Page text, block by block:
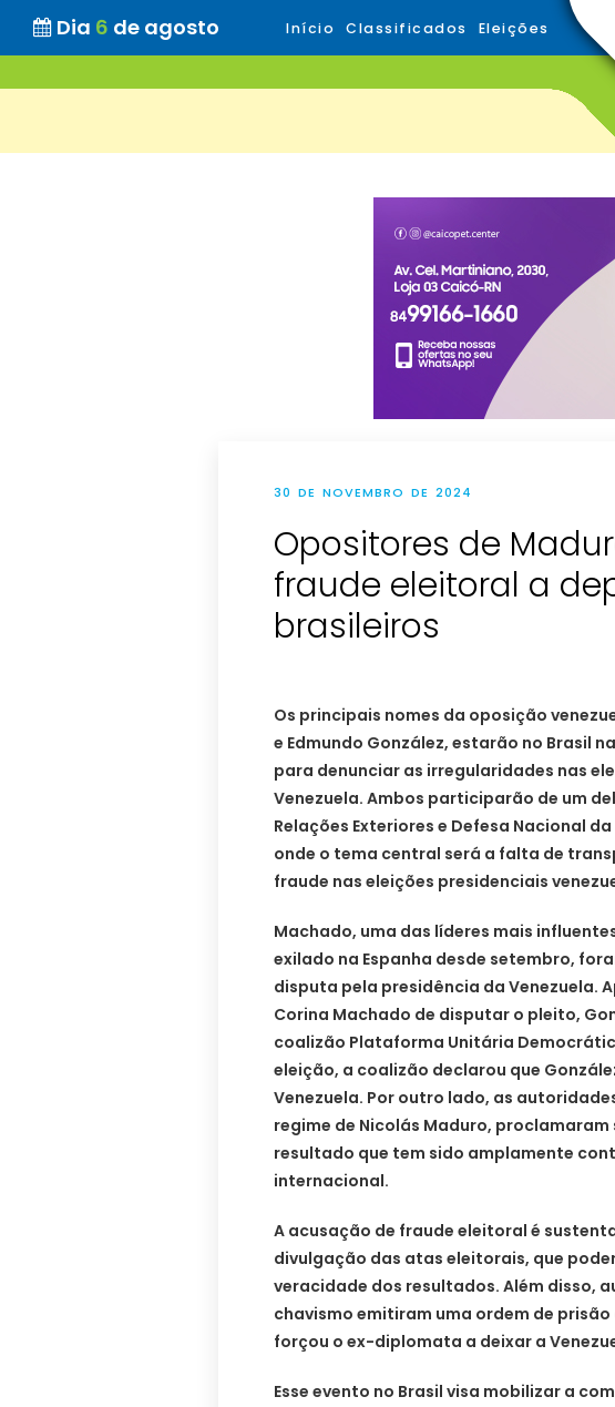
Dia 6 de agosto Início Classificados Eleições
30 DE NOVEMBRO DE 2024
Opositores de
fraude eleitoral a
brasileiros
Os principais nomes da oposição
e Edmundo González, estarão no Brasil
para denunciar as irregularidades nas
Venezuela. Ambos participarão de um
Relações Exteriores e Defesa Nacional
onde o tema central será a falta de
fraude nas eleições presidenciais
Machado, uma das líderes mais
exilado na Espanha desde setembro,
disputa pela presidência da Venezuela.
Corina Machado de disputar o pleito,
coalizão Plataforma Unitária
eleição, a coalizão declarou que
Venezuela. Por outro lado, as
regime de Nicolás Maduro,
resultado que tem sido amplamente
internacional.
A acusação de fraude eleitoral é
divulgação das atas eleitorais, que
veracidade dos resultados. Além disso,
chavismo emitiram uma ordem de
forçou o ex-diplomata a deixar a
Esse evento no Brasil visa mobilizar a